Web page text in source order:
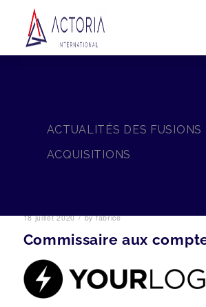
ACTUALITÉS DES FUSIONS
ACQUISITIONS
18 juillet 2020 / byfabrice
Commissaire aux